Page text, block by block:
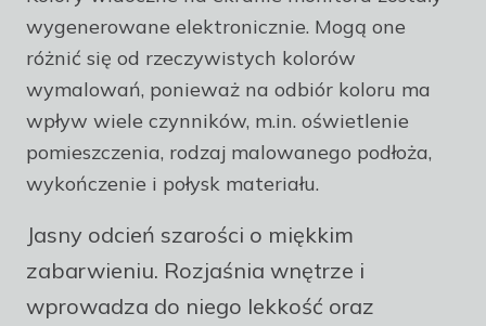
wygenerowane elektronicznie. Mogą one
różnić się od rzeczywistych kolorów
wymalowań, ponieważ na odbiór koloru ma
wpływ wiele czynników, m.in. oświetlenie
pomieszczenia, rodzaj malowanego podłoża,
wykończenie i połysk materiału.
Jasny odcień szarości o miękkim
zabarwieniu. Rozjaśnia wnętrze i
wprowadza do niego lekkość oraz